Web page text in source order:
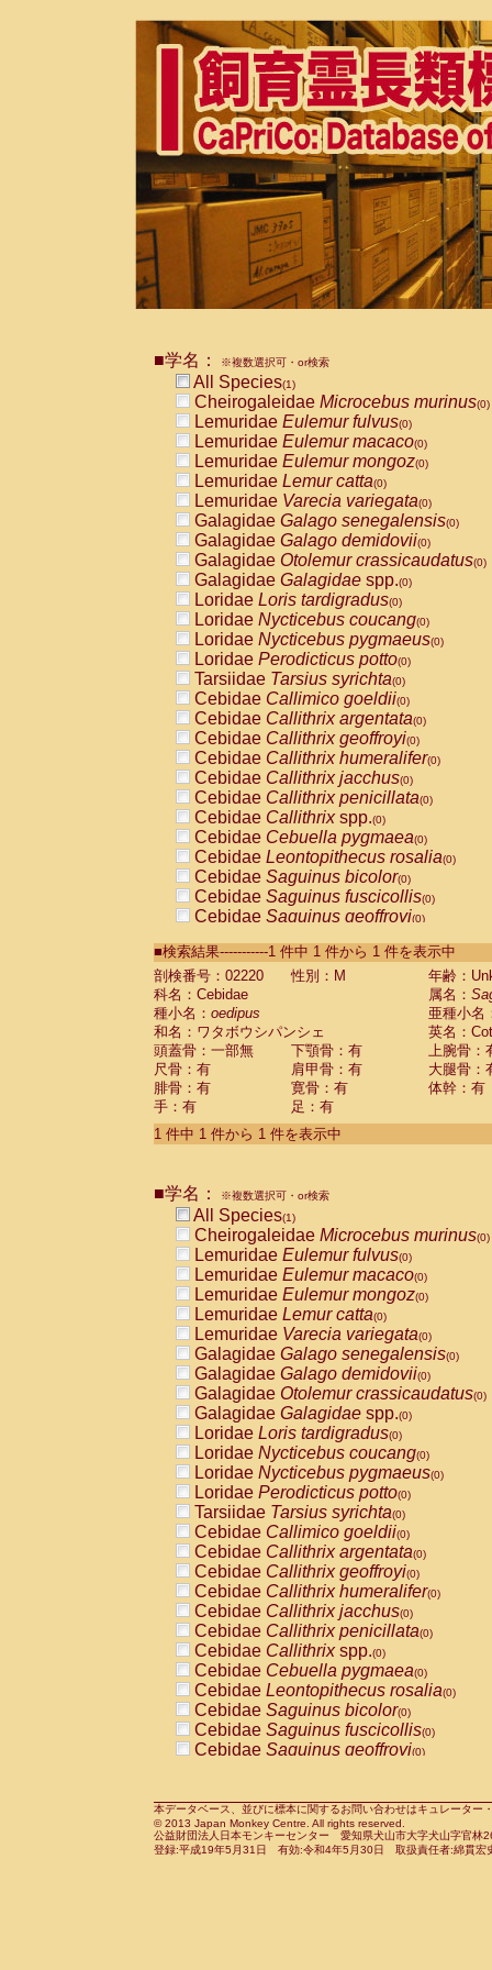
■学名： ※複数選択可・or検索
All Species(1)
Cheirogaleidae Microcebus murinus(0)
Lemuridae Eulemur fulvus(0)
Lemuridae Eulemur macaco(0)
Lemuridae Eulemur mongoz(0)
Lemuridae Lemur catta(0)
Lemuridae Varecia variegata(0)
Galagidae Galago senegalensis(0)
Galagidae Galago demidovii(0)
Galagidae Otolemur crassicaudatus(0)
Galagidae Galagidae spp.(0)
Loridae Loris tardigradus(0)
Loridae Nycticebus coucang(0)
Loridae Nycticebus pygmaeus(0)
Loridae Perodicticus potto(0)
Tarsiidae Tarsius syrichta(0)
Cebidae Callimico goeldii(0)
Cebidae Callithrix argentata(0)
Cebidae Callithrix geoffroyi(0)
Cebidae Callithrix humeralifer(0)
Cebidae Callithrix jacchus(0)
Cebidae Callithrix penicillata(0)
Cebidae Callithrixspp.(0)
Cebidae Cebuella pygmaea(0)
Cebidae Leontopithecus rosalia(0)
Cebidae Saguinus bicolor(0)
Cebidae Saguinus fuscicollis(0)
Cebidae Saguinus geoffroyi(0)
CebidaeSaguinus labiatus(0)
Cebidae Saguinus leucopus (0)
Cebidae
Cebidae
CebidaeSaguinus nigricollis (0)
Cebidae Saguinus oedipus
Cebidae Saguinus weddelli
Cebidae Saguinusspp.
Cebidae Aotus trivirgatus
Cebidae Cebus albifrons
CebidaeCebus nigrivittatus
CebidaeCebus
CebidaeSaimiri boliviensis(0)
CebidaeSaimiri sciureus(0)
AtelidaeAlouatta caraya(0)
AtelidaeAlouatta fusca(0)
AtelidaeAlouatta seniculus
AtelidaeAlouattaspp.(0)
AtelidaeAteles belzebuth(0)
AtelidaeAteles geoffroyi(0)
AtelidaeAteles paniscus(0)
AtelidaeAtelesspp.(0)
Atelidae Lagothrix lagothricha
AtelidaeLagothrix lagothricha cana
PitheciidaeCacajao calvus
PitheciidaeCallicebus cupreus
PitheciidaeCallicebus donacophilus
PitheciidaeCallicebus moloch
PitheciidaeCallicebus torquatus
PitheciidaeCallicebusspp.(0)
PitheciidaeChiropotes satanas(0)
PitheciidaePithecia monachus
PitheciidaePithecia pithecia(0)
CercopithecidaeCercocebus agilis
CercopithecidaeCercocebus
CercopithecidaeCercocebus
CercopithecidaeCercocebus
CercopithecidaeCercocebus
CercopithecidaeCercocebushybrid
CercopithecidaePapio anubis(0)
CercopithecidaePapio cynocephalus
CercopithecidaePapio hamadryas(0)
■検索結果-----------1 件中 1 件から 1 件を表示中
剖検番号：02220
性別：M
年齢：
科名：Cebidae
属名：
種小名： oedipus
亜種小名
和名：ワタボウシパンシェ
英名：
頭蓋骨：一部無
下顎骨：有
上腕骨：
尺骨：有
肩甲骨：有
大腿骨：
腓骨：有
寛骨：有
体幹：有
手：有
足：有
1 件中 1 件から 1 件を表示中
■学名： ※複数選択可・or検索
All Species(1)
Cheirogaleidae Microcebus murinus(0)
Lemuridae Eulemur fulvus(0)
Lemuridae Eulemur macaco(0)
Lemuridae Eulemur mongoz(0)
Lemuridae Lemur catta(0)
Lemuridae Varecia variegata(0)
Galagidae Galago senegalensis(0)
Galagidae Galago demidovii(0)
Galagidae Otolemur crassicaudatus(0)
Galagidae Galagidae spp.(0)
Loridae Loris tardigradus(0)
Loridae Nycticebus coucang(0)
Loridae Nycticebus pygmaeus(0)
Loridae Perodicticus potto(0)
Tarsiidae Tarsius syrichta(0)
Cebidae Callimico goeldii(0)
Cebidae Callithrix argentata(0)
Cebidae Callithrix geoffroyi(0)
Cebidae Callithrix humeralifer(0)
Cebidae Callithrix jacchus(0)
Cebidae Callithrix penicillata(0)
Cebidae Callithrixspp.(0)
Cebidae Cebuella pygmaea(0)
Cebidae Leontopithecus rosalia(0)
Cebidae Saguinus bicolor(0)
Cebidae Saguinus fuscicollis(0)
Cebidae Saguinus geoffroyi(0)
CebidaeSaguinus leucopus(0)
CebidaeSaguinus midas(0)
Cebidae Saguinus mystax(0)
本データベース、並びに標本に関するお問い合わせはキュレータ
© 2013 Japan Monkey Centre. All rights reserved.
公益財団法人日本モンキーセンター 愛知県犬山市大字犬山字官
登録:平成19年5月31日 有効:令和4年5月30日 取扱責任者:綿貫宏